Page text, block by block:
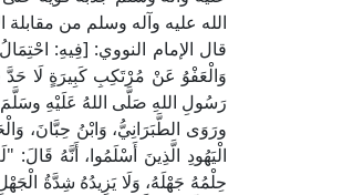
الله عليه وآله وسلم من مقابلة
قال الإمام النووي: [فِيهِ:
وَالْعَفْوُ عَنْ مُرْتَكِبِ كَبِيرَةٍ لَا حَدَّ
رَسُولِ اللهِ صَلَّى اللهُ عَلَيْهِ
ورَوَى الطَّبَرَانِيُّ، وَابْنُ حِبَّانَ،
الْيَهُودِ الَّذِينَ أَسْلَمُوا، أَنَّهُ
حِلْمُهُ جَهْلَهُ، وَلَا يَزِيدُهُ شِدَّةُ